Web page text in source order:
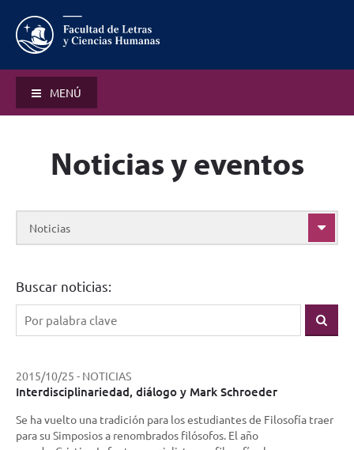
MENÚ
Noticias y eventos
Noticias
Buscar noticias:
2015/10/25 - NOTICIAS
Interdisciplinariedad, diálogo y Mark Schroeder
Se ha vuelto una tradición para los estudiantes de Filosofía traer
para su Simposios a renombrados filósofos. El año